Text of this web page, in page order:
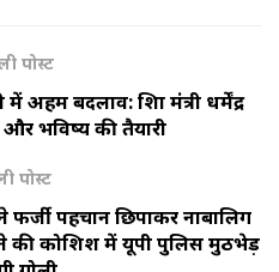
पोस्ट
में अहम बदलाव: शिक्षा मंत्री धर्मेंद्र
भविष्य की तैयारी
पोस्ट
पहचान छिपाकर नाबालिग
की कोशिश में यूपी पुलिस मुठभेड़